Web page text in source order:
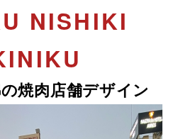
NISHIKI
焼肉店舗デザイン